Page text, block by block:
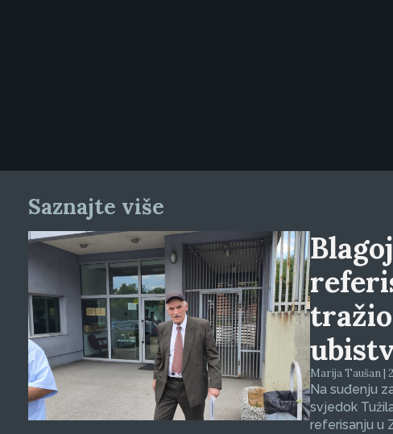
Saznajte više
Marija Taušan |
Na suđenju
svjedok
referisanju u